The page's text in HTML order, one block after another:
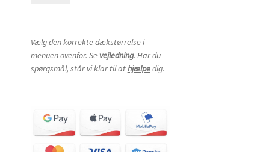
Vælg den korrekte dækstørrelse i
menuen ovenfor. Se vejledning. Har du
spørgsmål, står vi klar til athjælpedig.